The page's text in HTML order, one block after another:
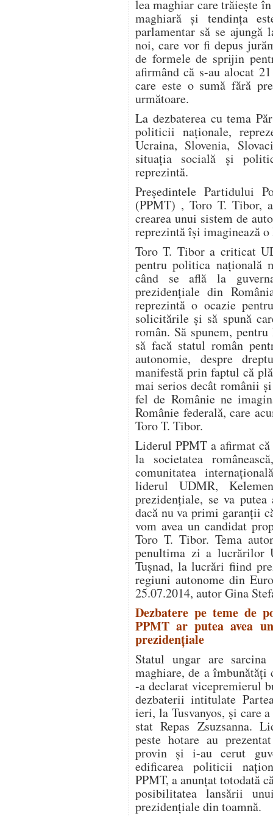
lea maghiar care trăieşte
maghiară şi tendinţa
parlamentar să se
noi, care vor fi depus
de formele de sprijin
afirmând că s-au alocat
care este o sumă fără
următoare.
La dezbaterea cu tema
politicii naţionale,
Ucraina, Slovenia,
situaţia socială şi
reprezintă.
Preşedintele Partidului
(PPMT) , Toro T. Tibor,
crearea unui sistem de
reprezintă îşi imaginează o
Toro T. Tibor a criticat
pentru politica naţională
când se află la
prezidenţiale din
reprezintă o ocazie
solicitările şi să spună
român. Să spunem,
să facă statul român
autonomie, despre
manifestă prin faptul că
mai serios decât românii
fel de Românie ne
Românie federală, care
Toro T. Tibor.
Liderul PPMT a afirmat că
la societatea
comunitatea
liderul UDMR,
prezidenţiale, se va putea
dacă nu va primi garanţii
vom avea un candidat
Toro T. Tibor. Tema
penultima zi a lucrărilor
Tuşnad, la lucrări fiind
regiuni autonome din
25.07.2014, autor Gina
Dezbatere pe teme de
PPMT ar putea avea
prezidenţiale
Statul ungar are
maghiare, de a
-a declarat vicepremierul
dezbaterii intitulate
ieri, la Tusvanyos, şi care
stat Repas Zsuzsanna.
peste hotare au
provin şi i-au cerut
edificarea politicii
PPMT, a anunţat totodată
posibilitatea lansării
prezidenţiale din toamnă.